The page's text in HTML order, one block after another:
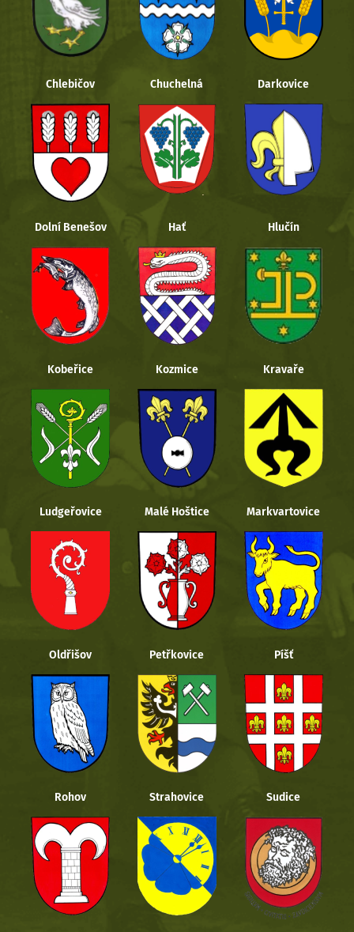
Chlebičov Chuchelná Darkovice
Dolní Benešov Hať Hlučín
Kobeřice Kozmice Kravaře
Ludgeřovice Malé Hoštice Markvartovice
Oldřišov Petřkovice Píšť
Rohov Strahovice Sudice